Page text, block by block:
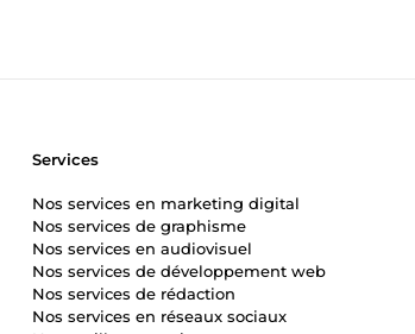
Services
Nos services en marketing digital
Nos services de graphisme
Nos services en audiovisuel
Nos services de développement web
Nos services de rédaction
Nos services en réseaux sociaux